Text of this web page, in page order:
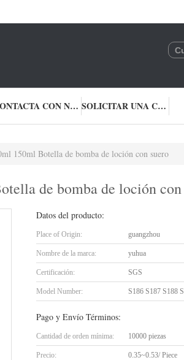
CONTACTA CON NOSOTROS SOLICITAR UNA CITA
150ml Botella de bomba de loción con suero
de bomba de loción con
Datos del producto:
Place of Origin: guangzhou
Nombre de la marca: yuhua
Certificación: SGS
Model Number: S186 S187 S188
Pago y Envío Términos:
Cantidad de orden mínima: 10000 piezas
Precio: 0.35~0.53/ Piece